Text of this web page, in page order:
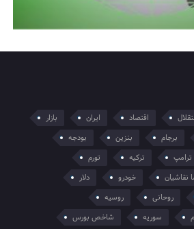
اقتصاد ایران
بازار
برجام بنزین
بودجه
ترامپ ترکیه
تورم
نقاشیان خودرو
دلار
روحانی
روسیه
سوریه شاخص بورس